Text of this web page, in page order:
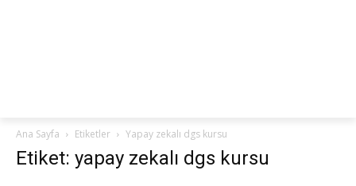
Ana Sayfa Etiketler Yapay zekalı dgs kursu
Etiket: yapay zekalı dgs kursu